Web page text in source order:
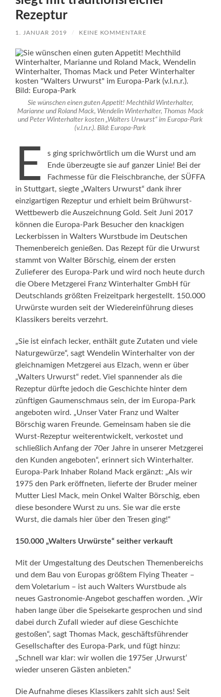
Rezeptur
1. JANUAR 2019 / KEINE KOMMENTARE
Sie wünschen einen guten Appetit! Mechthild Winterhalter,
Marianne und Roland Mack, Wendelin Winterhalter, Thomas Mack
und Peter Winterhalter kosten „Walters Urwurst“ im Europa-Park
(v.l.n.r.). Bild: Europa-Park
E
s ging sprichwörtlich um die Wurst und am
Ende überzeugte sie auf ganzer Linie! Bei der
Fachmesse für die Fleischbranche, der SÜFFA
in Stuttgart, siegte „Walters Urwurst“ dank ihrer
einzigartigen Rezeptur und erhielt beim Brühwurst-
Wettbewerb die Auszeichnung Gold. Seit Juni 2017
können die Europa-Park Besucher den knackigen
Leckerbissen in Walters Wurstbude im Deutschen
Themenbereich genießen. Das Rezept für die Urwurst
stammt von Walter Börschig, einem der ersten
Zulieferer des Europa-Park und wird noch heute durch
die Obere Metzgerei Franz Winterhalter GmbH für
Deutschlands größten Freizeitpark hergestellt. 150.000
Urwürste wurden seit der Wiedereinführung dieses
Klassikers bereits verzehrt.
„Sie ist einfach lecker, enthält gute Zutaten und viele
Naturgewürze“, sagt Wendelin Winterhalter von der
gleichnamigen Metzgerei aus Elzach, wenn er über
„Walters Urwurst“ redet. Viel spannender als die
Rezeptur dürfte jedoch die Geschichte hinter dem
zünftigen Gaumenschmaus sein, der im Europa-Park
angeboten wird. „Unser Vater Franz und Walter
Börschig waren Freunde. Gemeinsam haben sie die
Wurst-Rezeptur weiterentwickelt, verkostet und
schließlich Anfang der 70er Jahre in unserer Metzgerei
den Kunden angeboten“, erinnert sich Winterhalter.
Europa-Park Inhaber Roland Mack ergänzt: „Als wir
1975 den Park eröffneten, lieferte der Bruder meiner
Mutter Liesl Mack, mein Onkel Walter Börschig, eben
diese besondere Wurst zu uns. Sie war die erste
Wurst, die damals hier über den Tresen ging!“
150.000 „Walters Urwürste“ seither verkauft
Mit der Umgestaltung des Deutschen Themenbereichs
und dem Bau von Europas größtem Flying Theater –
dem Voletarium – ist auch Walters Wurstbude als
neues Gastronomie-Angebot geschaffen worden. „Wir
haben lange über die Speisekarte gesprochen und sind
dabei durch Zufall wieder auf diese Geschichte
gestoßen“, sagt Thomas Mack, geschäftsführender
Gesellschafter des Europa-Park, und fügt hinzu:
„Schnell war klar: wir wollen die 1975er ‚Urwurst‘
wieder unseren Gästen anbieten.“
Die Aufnahme dieses Klassikers zahlt sich aus! Seit